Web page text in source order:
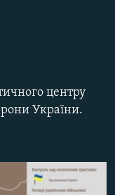
центру
України.